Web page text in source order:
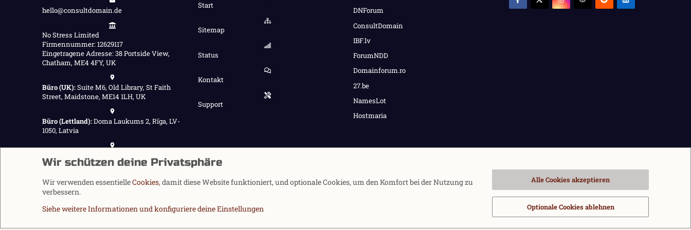
hello@consultdomain.de
No Stress Limited
Firmennummer: 12629117
Eingetragene Adresse: 38 Portside View,
Chatham, ME4 4FY, UK
Büro (UK):Suite M6, Old Library, St Faith
Street, Maidstone, ME14 1LH, UK
Büro (Lettland):Doma Laukums 2, Rīga, LV-
1050, Latvia
Start
Sitemap
Status
Kontakt
Support
DNForum
ConsultDomain
IBF.lv
ForumNDD
Domainforum.ro
27.be
NamesLot
Hostmaria
Wir schützen deine Privatsphäre
Wir verwenden essentielleCookies, damit diese Website funktioniert, und optionale Cookies, um den Komfort bei der Nutzung zu
verbessern.
Siehe weitere Informationen und konfiguriere deine Einstellungen
Alle Cookies akzeptieren
Optionale Cookies ablehnen